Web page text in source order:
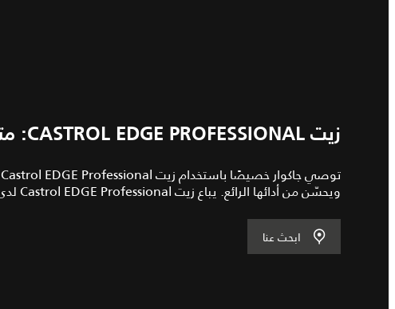
زيت CASTROL EDGE PROFESSIONAL: متوفر لدى وكيل جاكوار
ويحسّن من أدائها الرائع. يباع زيت Castrol EDGE Professional لدى وكلاء جاكوار.
ابحث عنا